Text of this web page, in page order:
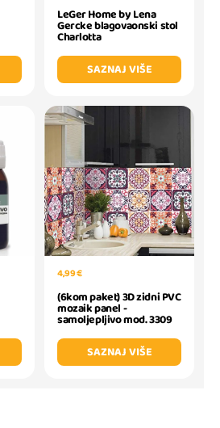
LeGer Home by Lena
Gercke blagovaonski stol
Charlotta
SAZNAJ VIŠE
4,99 €
(6kom paket) 3D zidni PVC
mozaik panel -
samoljepljivo mod. 3309
SAZNAJ VIŠE